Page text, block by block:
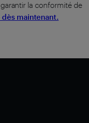
la conformité de
dès maintenant.